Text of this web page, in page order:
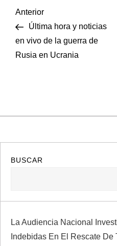
N
a
v
g
c
n
Entrada
anterior
Anterior
Última hora y noticias
en vivo de la guerra de
Rusia en Ucrania
BUSCAR
La Audiencia Nacional
Indebidas En El Rescate De